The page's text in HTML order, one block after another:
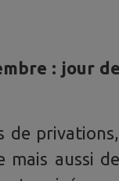
: jour
de
mais aussi